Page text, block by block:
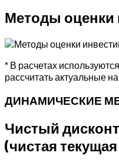
Методы оценки
* В расчетах
рассчитать актуальные
ДИНАМИЧЕСКИЕ
Чистый
(чистая текущая